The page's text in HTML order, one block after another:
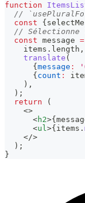
function
//
const
{
//
const message =
    items
. length ,
translate (
{ message :
{ count :
) ,
) ;
return
(
<>
<h2>{
<ul>{ items .
</>
  );
}